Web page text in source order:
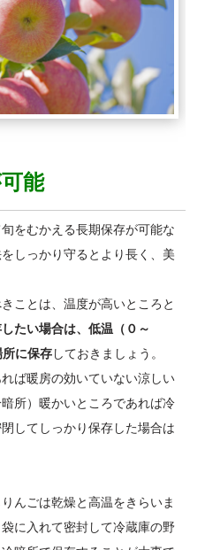
能
をむかえる長期保存が可能な
しっかり守るとより長く、美
ことは、温度が高いところと
たい場合は、低温（０～
に保存しておきましょう。
ば暖房の効いていない涼しい
所）暖かいところであれば冷
してしっかり保存した場合は
んごは乾燥と高温をきらいま
に入れて密封して冷蔵庫の野